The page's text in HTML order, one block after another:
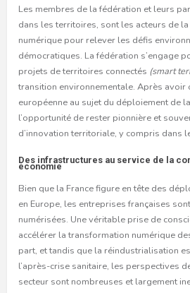
Les membres de la fédération et leurs
dans les territoires, sont les acteurs de
numérique pour relever les défis
démocratiques. La fédération s’engage
projets de territoires connectés (smart
transition environnementale. Après avoir
européenne au sujet du déploiement de
l’opportunité de rester pionnière et
d’innovation territoriale, y compris dans
Des infrastructures au service de la
économie
Bien que la France figure en tête des
en Europe, les entreprises françaises
numérisées. Une véritable prise de
accélérer la transformation numérique
part, et tandis que la réindustrialisation
l’après-crise sanitaire, les perspectives
secteur sont nombreuses et largement